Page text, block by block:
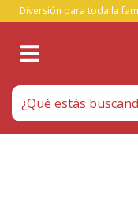
Diversión para toda la